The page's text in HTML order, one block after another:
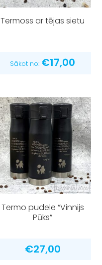
Termoss ar tējas sietu
Sākot no: €17,00
Termo pudele “Vinnijs
Pūks”
€27,00